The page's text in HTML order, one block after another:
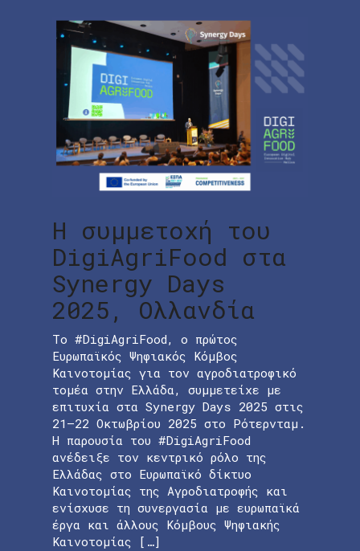
Η συμμετοχή του
DigiAgriFood στα
Synergy Days
2025, Ολλανδία
Το #DigiAgriFood, ο πρώτος
Ευρωπαϊκός Ψηφιακός Κόμβος
Καινοτομίας για τον αγροδιατροφικό
τομέα στην Ελλάδα, συμμετείχε με
επιτυχία στα Synergy Days 2025 στις
21–22 Οκτωβρίου 2025 στο Ρότερνταμ.
Η παρουσία του #DigiAgriFood
ανέδειξε τον κεντρικό ρόλο της
Ελλάδας στο Ευρωπαϊκό δίκτυο
Καινοτομίας της Αγροδιατροφής και
ενίσχυσε τη συνεργασία με ευρωπαϊκά
έργα και άλλους Κόμβους Ψηφιακής
Καινοτομίας […]